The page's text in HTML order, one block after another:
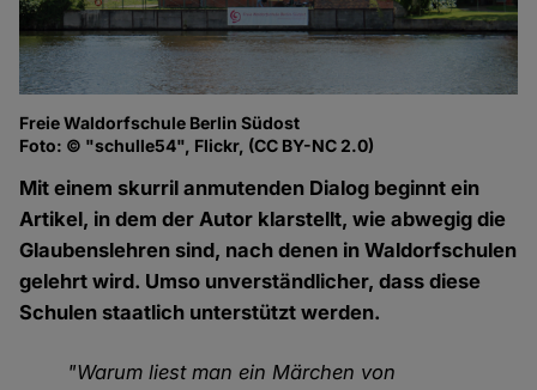
Freie Waldorfschule Berlin Südost
Foto: © "schulle54", Flickr, (CC BY-NC 2.0)
Mit einem skurril anmutenden Dialog beginnt ein
Artikel, in dem der Autor klarstellt, wie abwegig die
Glaubenslehren sind, nach denen in Waldorfschulen
gelehrt wird. Umso unverständlicher, dass diese
Schulen staatlich unterstützt werden.
"Warum liest man ein Märchen von